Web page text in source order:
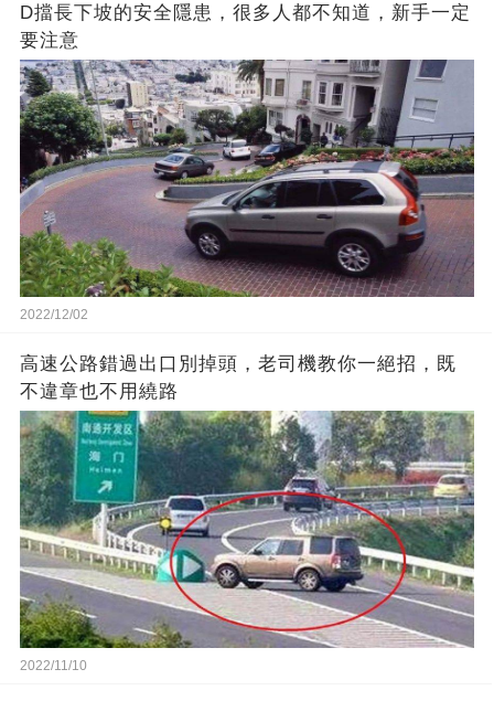
D擋長下坡的安全隱患，很多人都不知道，新手一定
要注意
2022/12/02
高速公路錯過出口別掉頭，老司機教你一絕招，既
不違章也不用繞路
2022/11/10